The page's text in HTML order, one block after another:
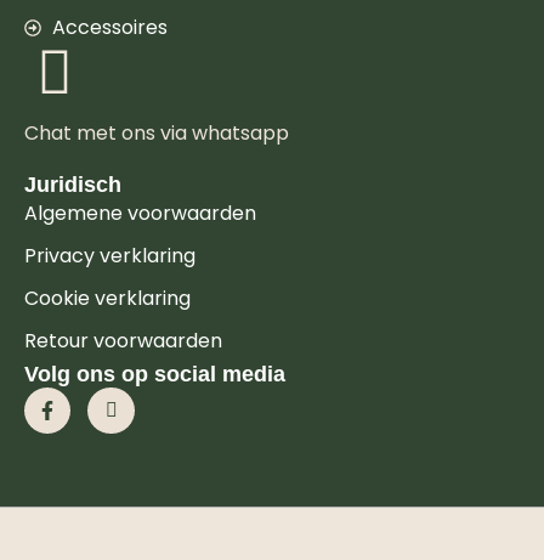
Accessoires
Chat met ons via whatsapp
Juridisch
Algemene voorwaarden
Privacy verklaring
Cookie verklaring
Retour voorwaarden
Volg ons op social media